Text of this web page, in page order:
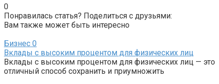
0
Понравилась статья? Поделиться с друзьями:
Вам также может быть интересно
Бизнес 0
Вклады с высоким процентом для физических лиц
Вклады с высоким процентом для физических лиц — это
отличный способ сохранить и приумножить